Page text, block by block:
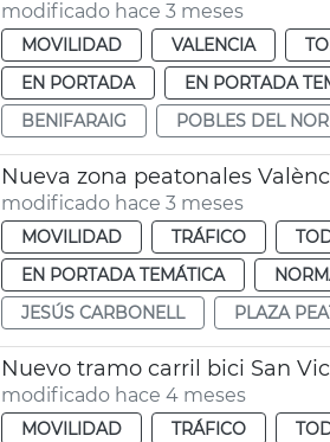
modificado hace 3 meses
MOVILIDAD VALENCIA
EN PORTADA
EN PORTADA
BENIFARAIG
POBLES DEL
Nueva zona peatonales
modificado hace 3 meses
MOVILIDAD TRÁFICO
EN PORTADA TEMÁTICA
JESÚS CARBONELL
PLAZA
Nuevo tramo carril bici San
modificado hace 4 meses
MOVILIDAD TRÁFICO